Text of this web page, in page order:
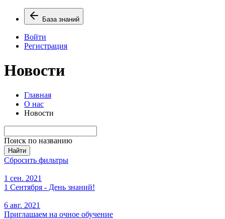
База знаний
Войти
Регистрация
Новости
Главная
О нас
Новости
Поиск по названию
Найти
Сбросить фильтры
1 сен. 2021
1 Сентября - День знаний!
6 авг. 2021
Приглашаем на очное обучение